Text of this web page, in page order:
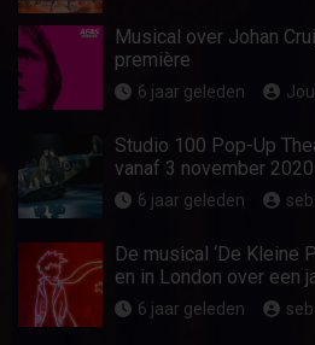
Musical over Johan
première
6 jaar geleden
Studio 100 Pop-Up
vanaf 3 november
6 jaar geleden
De musical ‘De Kleine
en in London over een
6 jaar geleden